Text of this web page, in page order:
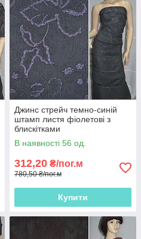
Джинс стрейч темно-синій
штамп листя фіолетові з
блискітками
В наявності 56 од.
312,20 ₴/пог.м
780,50 ₴/пог.м
Купити